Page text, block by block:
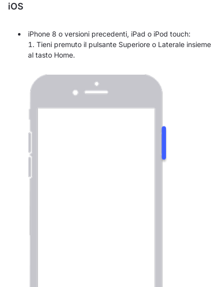
iOS
iPhone 8 o versioni precedenti, iPad o iPod touch:
Tieni premuto il pulsante Superiore o Laterale insieme
al tasto Home.